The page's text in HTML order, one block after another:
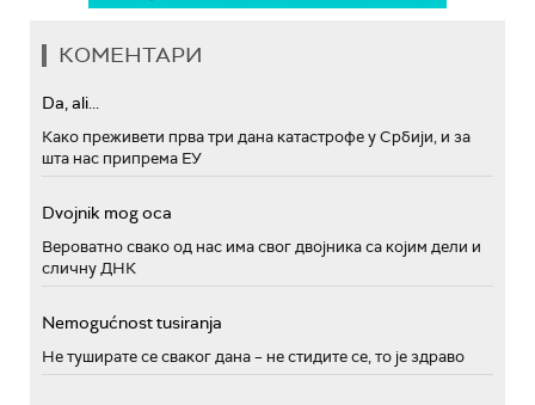
КОМЕНТАРИ
Da, ali...
Како преживети прва три дана катастрофе у Србији, и за
шта нас припрема ЕУ
Dvojnik mog oca
Вероватно свако од нас има свог двојника са којим дели и
сличну ДНК
Nemogućnost tusiranja
Не туширате се сваког дана – не стидите се, то је здраво